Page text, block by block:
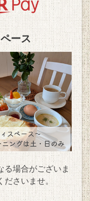
ース
る場合がございま
ださいませ。